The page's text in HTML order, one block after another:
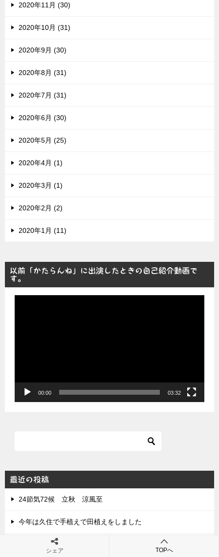
2020年11月 (30)
2020年10月 (31)
2020年9月 (30)
2020年8月 (31)
2020年7月 (31)
2020年6月 (30)
2020年5月 (25)
2020年4月 (1)
2020年3月 (1)
2020年2月 (2)
2020年1月 (11)
以前「かたらんね」に出演したときの自己紹介動画で
す。
00:00 03:32
最近の投稿
24節気72候 立秋 涼風至
今年は久住で手植えで田植えをしました
やっと雨が降りました
シェア TOPへ